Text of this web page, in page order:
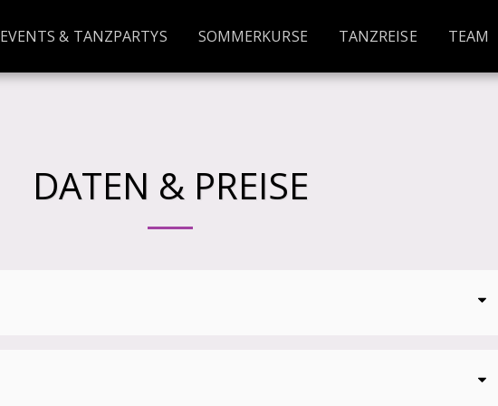
EVENTS & TANZPARTYS SOMMERKURSE TANZREISE TEAM
DATEN & PREISE